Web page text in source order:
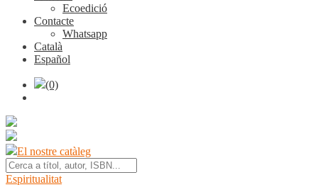
Ecoedició
Contacte
Whatsapp
Català
Español
(0)
El nostre catàleg
Espiritualitat